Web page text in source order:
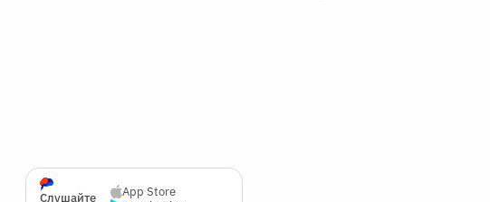
Слушайте
App Store